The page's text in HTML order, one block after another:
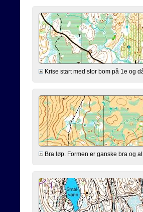
Krise start med stor bom på 1e og
Bra løp. Formen er ganske bra og